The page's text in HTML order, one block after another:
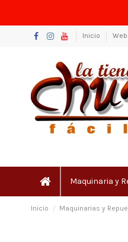
Inicio
Maquinaria y
Inicio Maquinarias y